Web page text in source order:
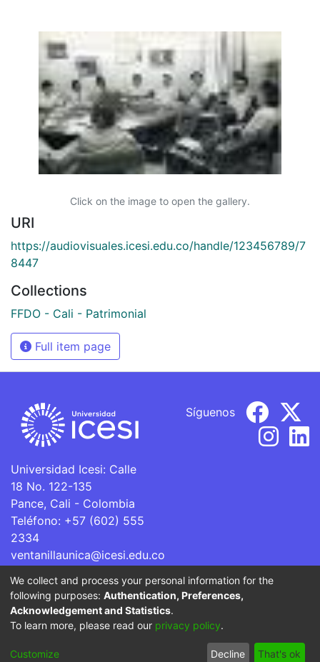
Click on the image to open the gallery.
URI
https://audiovisuales.icesi.edu.co/handle/123456789/7
8447
Collections
FFDO - Cali - Patrimonial
Full item page
Universidad Icesi: Calle
18 No. 122-135
Pance, Cali - Colombia
Teléfono: +57 (602) 555
2334
ventanillaunica@icesi.edu.co
Síguenos
La Universidad Icesi es una Institución de Educación
Superior que se encuentra sujeta a inspección y vigilancia
por parte del Ministerio de Educación Nacional.
Cookie
End User
Send
We collect and process your personal information for the
following purposes: Authentication, Preferences,
Acknowledgement and Statistics.
To learn more, please read our privacy policy.
Customize Decline That's ok